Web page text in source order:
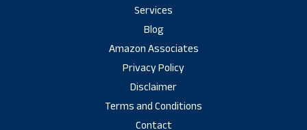
Services
Blog
Amazon Associates
Privacy Policy
Disclaimer
Terms and Conditions
Contact